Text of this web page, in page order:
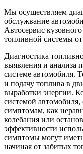
Мы осуществляем
обслужвание
Автосервис
топливной системы
Диагностика
выявления и анализа
системе автомобиля.
и подачу топлива в
выработки энергии.
системой
симптомам, как
колебания или
эффективности
симптомы могут
начиная от забитых